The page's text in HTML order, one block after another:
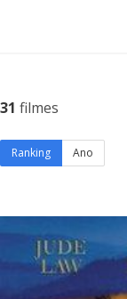
31 filmes
Ranking Ano